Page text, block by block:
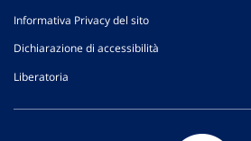
Informativa Privacy del sito
Dichiarazione di accessibilità
Liberatoria